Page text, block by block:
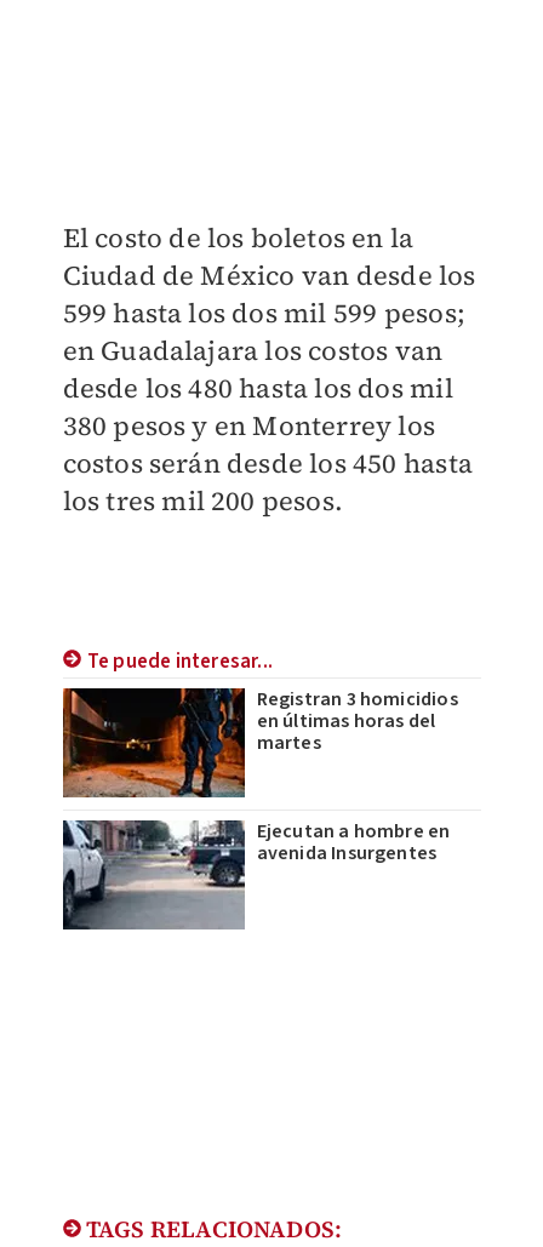
El costo de los boletos en la
Ciudad de México van desde los
599 hasta los dos mil 599 pesos;
en Guadalajara los costos van
desde los 480 hasta los dos mil
380 pesos y en Monterrey los
costos serán desde los 450 hasta
los tres mil 200 pesos.
Te puede interesar...
Registran 3 homicidios
en últimas horas del
martes
Ejecutan a hombre en
avenida Insurgentes
TAGS RELACIONADOS: